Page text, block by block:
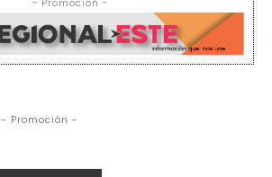
- Promoción -
- Promoción -